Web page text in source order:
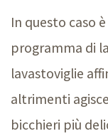
In questo caso
programma di
lavastoviglie
altrimenti
bicchieri più